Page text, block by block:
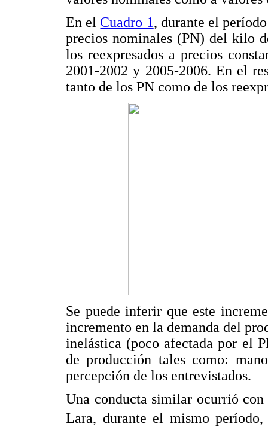
En el Cuadro 1, durante el
precios nominales (PN) del kilo
los reexpresados a precios
2001-2002 y 2005-2006. En el
tanto de los PN como de los
Se puede inferir que este
incremento en la demanda del
inelástica (poco afectada por el
de producción tales como:
percepción de los entrevistados.
Una conducta similar ocurrió
Lara, durante el mismo